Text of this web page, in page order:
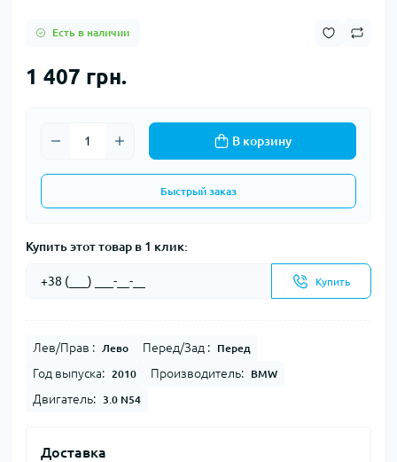
Есть в наличии
1 407 грн.
В корзину
Быстрый заказ
Купить этот товар в 1 клик:
Купить
Лев/Прав : Лево Перед/Зад : Перед
Год выпуска: 2010 Производитель: BMW
Двигатель: 3.0 N54
Доставка